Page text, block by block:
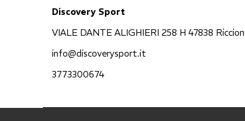
Discovery Sport
VIALE DANTE ALIGHIERI 258 H 47838
info@discoverysport.it
3773300674